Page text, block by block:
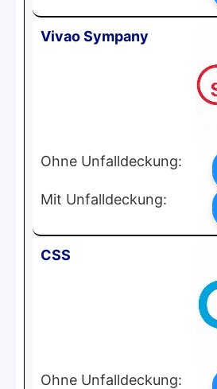
Vivao Sympany
Ohne Unfalldeckung:
Mit Unfalldeckung:
CSS
Ohne Unfalldeckung: